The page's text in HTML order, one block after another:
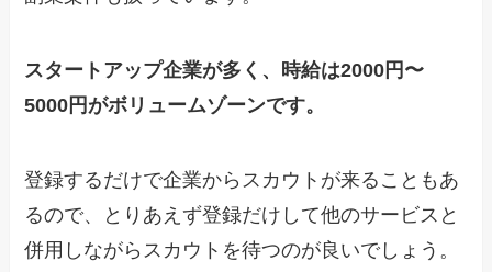
スタートアップ企業が多く、時給は2000円〜
5000円がボリュームゾーンです。
登録するだけで企業からスカウトが来ることもあ
るので、とりあえず登録だけして他のサービスと
併用しながらスカウトを待つのが良いでしょう。